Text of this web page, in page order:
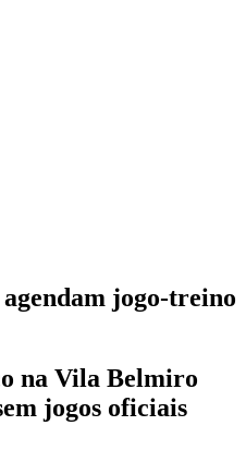
jogo-treino
na Vila Belmiro
jogos oficiais